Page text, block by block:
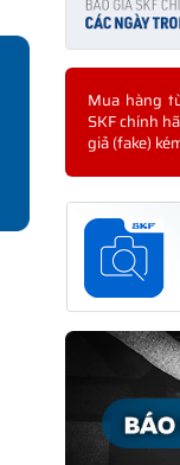
Mua hàng
SKF chính
giả (fake)